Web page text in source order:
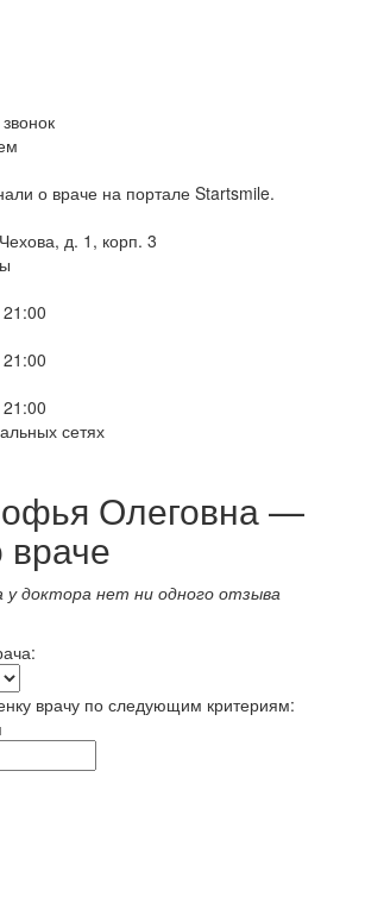
о враче на портале Startsmile.
д. 1, корп. 3
сетях
Олеговна —
у доктора нет ни одного отзыва
врачу по следующим критериям: